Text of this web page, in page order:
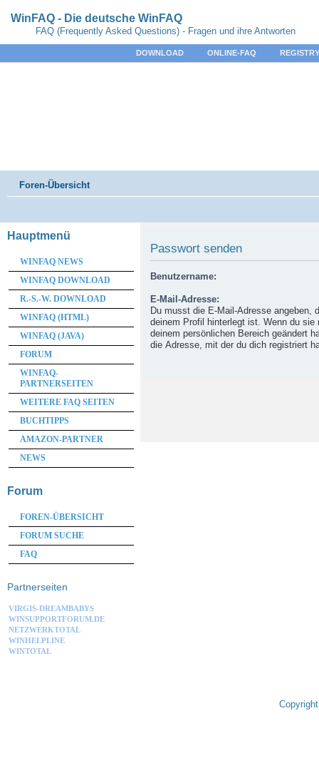
WinFAQ - Die deutsche WinFAQ
FAQ (Frequently Asked Questions) - Fragen und ihre Antworten
DOWNLOAD ONLINE-FAQ
Foren-Übersicht
Passwort senden
Benutzername:
E-Mail-Adresse:
Du musst die E-Mail-Adresse angeben,
deinem Profil hinterlegt ist. Wenn du sie
deinem persönlichen Bereich geändert
die Adresse, mit der du dich registriert
Hauptmenü
WINFAQ NEWS
WINFAQ DOWNLOAD
R.-S.-W. DOWNLOAD
WINFAQ (HTML)
WINFAQ (JAVA)
FORUM
WINFAQ-
PARTNERSEITEN
WEITERE FAQ SEITEN
BUCHTIPPS
AMAZON-PARTNER
NEWS
Forum
FOREN-ÜBERSICHT
FORUM SUCHE
FAQ
Partnerseiten
VIRGIS-DREAMBABYS
WINSUPPORTFORUM.DE
NETZWERKTOTAL
WINHELPLINE
WINTOTAL